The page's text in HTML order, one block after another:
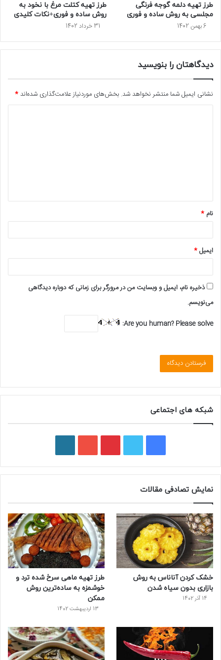
طرز تهیه دلمه گوجه فرنگی
مجلسی به روش ساده و فوری
6 بهمن 1402
طرز تهیه کتلت مرغ با نخود به
روش ساده و فوری+نکات کلیدی
31 خرداد 1402
دیدگاهتان را بنویسید
نشانی ایمیل شما منتشر نخواهد شد. بخش‌های موردنیاز علامت‌گذاری شده‌اند*
*
نام *
ایمیل*
ذخیره نام، ایمیل و وبسایت من در مرورگر برای زمانی که دوباره دیدگاهی
می‌نویسم.
Are you human? Please solve:
شبکه های اجتماعی
نمایش تصادفی مقالات
خشک کردن آناناس به روش
بازاری بدون سیاه شدن
14 آذر 1402
طرز تهیه ماهی سرخ شده ترد و
خوشمزه به ساده‌ترین روش
ممکن
13 اردیبهشت 1402